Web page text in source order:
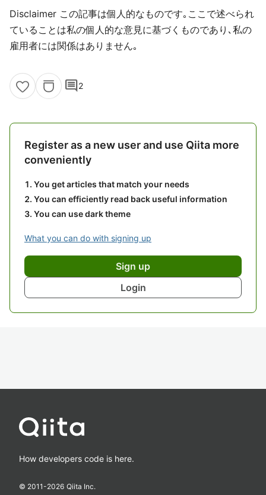
Disclaimer この記事は個人的なものです｡ここで述べられ
ていることは私の個人的な意見に基づくものであり､私の
雇用者には関係はありません｡
comment2
Register as a new user and use Qiita more
conveniently
You get articles that match your needs
You can efficiently read back useful information
You can use dark theme
What you can do with signing up
Sign up
Login
How developers code is here.
© 2011-2026 Qiita Inc.